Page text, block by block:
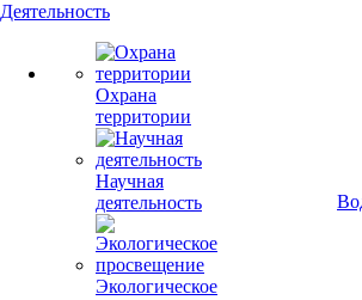
Деятельность
Охрана
территории
Научная
деятельность
Экологическое